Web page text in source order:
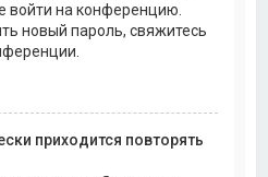
войти на конференцию.
новый пароль, свяжитесь
приходится повторять